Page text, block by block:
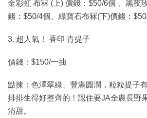
金彩虹 布冧 (上) 價錢：$50/6個 、黑夜
錢：$50/4個、綠寶石布冧(下)價錢：
3. 超人氣！ 香印 青提子
價錢：$150/一抽
點揀：色澤翠綠、豐滿圓潤，粒粒提子
排排生得好整齊的！認住要JA全農長野
清甜。